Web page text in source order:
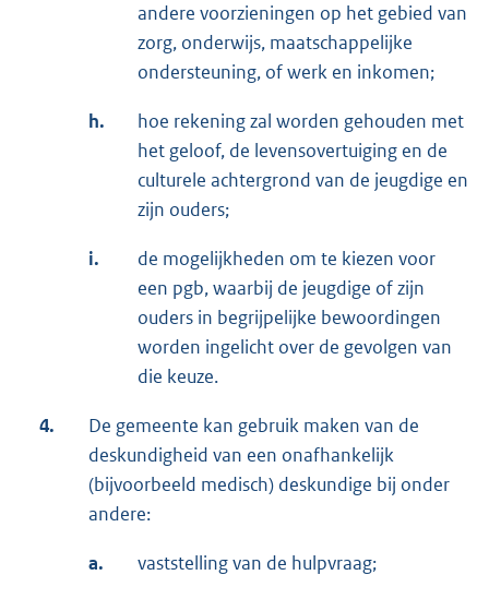
andere voorzieningen op het gebied van
zorg, onderwijs, maatschappelijke
ondersteuning, of werk en inkomen;
h.
hoe rekening zal worden gehouden met
het geloof, de levensovertuiging en de
culturele achtergrond van de jeugdige en
zijn ouders;
i.
de mogelijkheden om te kiezen voor
een pgb, waarbij de jeugdige of zijn
ouders in begrijpelijke bewoordingen
worden ingelicht over de gevolgen van
die keuze.
4.
De gemeente kan gebruik maken van de
deskundigheid van een onafhankelijk
(bijvoorbeeld medisch) deskundige bij onder
andere:
a. vaststelling van de hulpvraag;